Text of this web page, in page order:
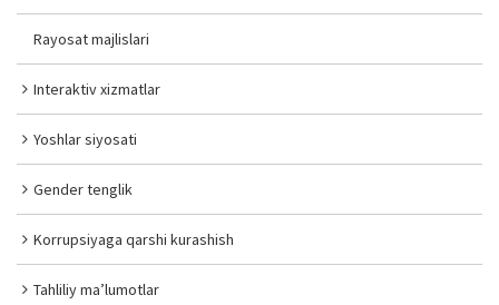
Rayosat majlislari
Interaktiv xizmatlar
Yoshlar siyosati
Gender tenglik
Korrupsiyaga qarshi kurashish
Tahliliy ma’lumotlar